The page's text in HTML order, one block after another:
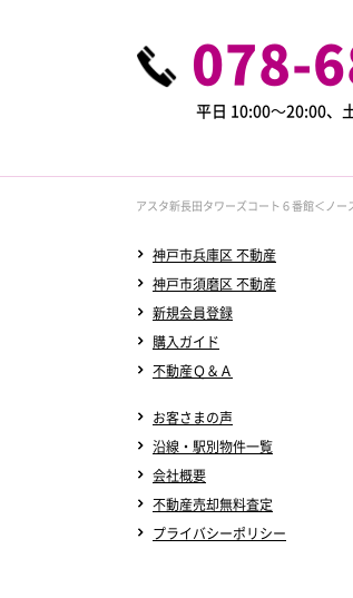
078-
平日 10:00～20:00、
アスタ新長田タワーズコート６番館＜ノ
神戸市兵庫区 不動産
神戸市須磨区 不動産
新規会員登録
購入ガイド
不動産Ｑ＆Ａ
お客さまの声
沿線・駅別物件一覧
会社概要
不動産売却無料査定
プライバシーポリシー